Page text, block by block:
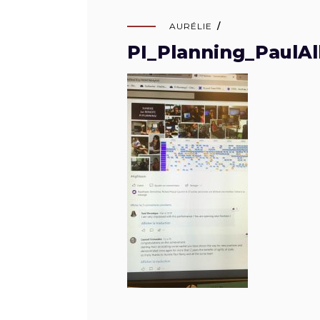
AURÉLIE